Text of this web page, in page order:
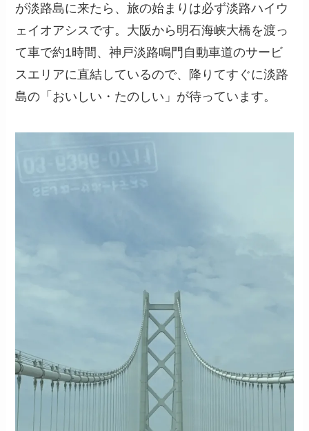
が淡路島に来たら、旅の始まりは必ず淡路ハイウ
ェイオアシス です。大阪から明石海峡大橋を渡っ
て車で約1時間、神戸淡路鳴門自動車道のサービ
スエリアに直結しているので、降りてすぐに淡路
島の「おいしい・たのしい」が待っています。